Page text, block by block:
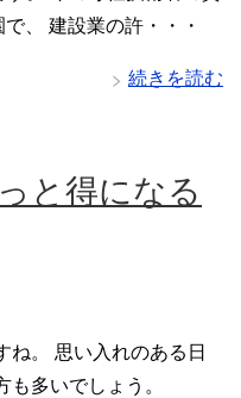
、 建設業の許・・・
続きを読む
と得になる
ね。 思い入れのある日
方も多いでしょう。